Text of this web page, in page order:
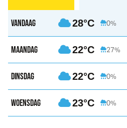
VANDAAG 28°C 0%
MAANDAG 22°C 27%
DINSDAG 22°C 0%
WOENSDAG 23°C 0%